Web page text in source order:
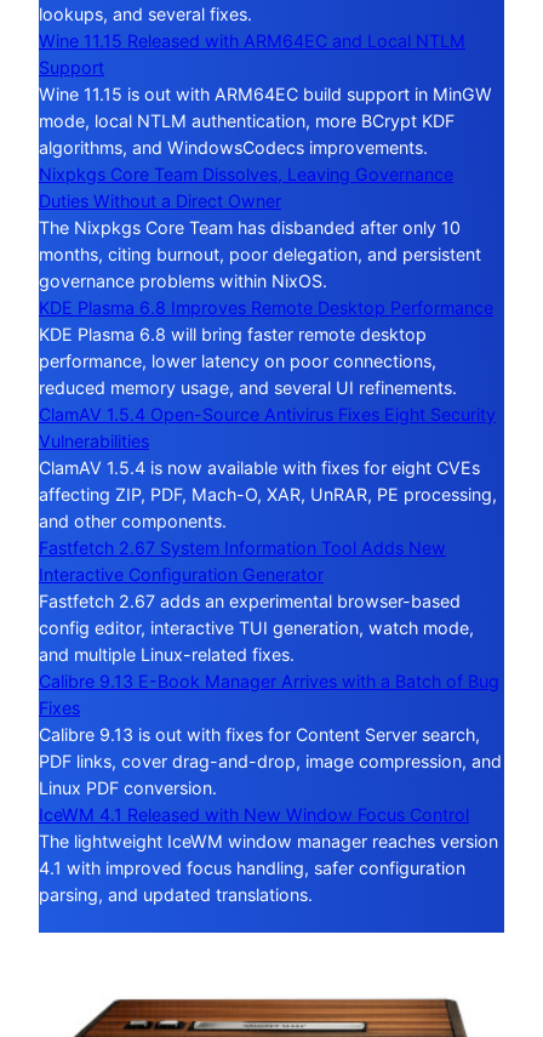
lookups, and several fixes.
Wine 11.15 Released with ARM64EC and Local NTLM
Support
Wine 11.15 is out with ARM64EC build support in MinGW
mode, local NTLM authentication, more BCrypt KDF
algorithms, and WindowsCodecs improvements.
Nixpkgs Core Team Dissolves, Leaving Governance
Duties Without a Direct Owner
The Nixpkgs Core Team has disbanded after only 10
months, citing burnout, poor delegation, and persistent
governance problems within NixOS.
KDE Plasma 6.8 Improves Remote Desktop Performance
KDE Plasma 6.8 will bring faster remote desktop
performance, lower latency on poor connections,
reduced memory usage, and several UI refinements.
ClamAV 1.5.4 Open-Source Antivirus Fixes Eight Security
Vulnerabilities
ClamAV 1.5.4 is now available with fixes for eight CVEs
affecting ZIP, PDF, Mach-O, XAR, UnRAR, PE processing,
and other components.
Fastfetch 2.67 System Information Tool Adds New
Interactive Configuration Generator
Fastfetch 2.67 adds an experimental browser-based
config editor, interactive TUI generation, watch mode,
and multiple Linux-related fixes.
Calibre 9.13 E-Book Manager Arrives with a Batch of Bug
Fixes
Calibre 9.13 is out with fixes for Content Server search,
PDF links, cover drag-and-drop, image compression, and
Linux PDF conversion.
IceWM 4.1 Released with New Window Focus Control
The lightweight IceWM window manager reaches version
4.1 with improved focus handling, safer configuration
parsing, and updated translations.